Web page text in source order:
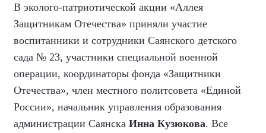
В эколого-патриотической акции «Аллея
Защитникам Отечества» приняли участие
воспитанники и сотрудники Саянского детского
сада № 23, участники специальной военной
операции, координаторы фонда «Защитники
Отечества», член местного политсовета «Единой
России», начальник управления образования
администрации Саянска Инна Кузюкова. Все